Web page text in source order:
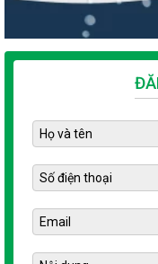
Địa chỉ: 16 Phan Trọng
Hotline: 0828.188.886
Email:
Nước giặt có ảnh
Công thức nước giặt